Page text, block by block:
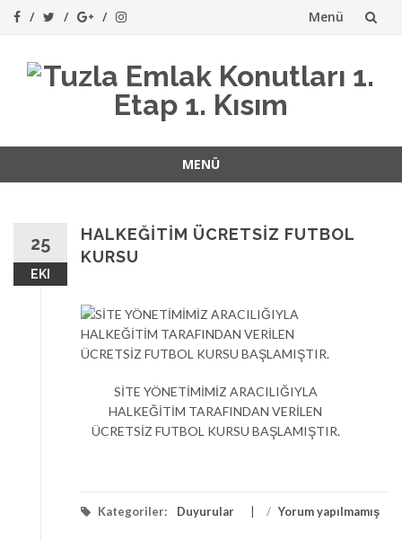
Menü
MENÜ
25
EKI
HALKEĞİTİM ÜCRETSİZ FUTBOL
KURSU
SİTE YÖNETİMİMİZ ARACILIĞIYLA
HALKEĞİTİM TARAFINDAN VERİLEN
ÜCRETSİZ FUTBOL KURSU BAŞLAMIŞTIR.
Kategoriler: Duyurular / Yorum yapılmamış